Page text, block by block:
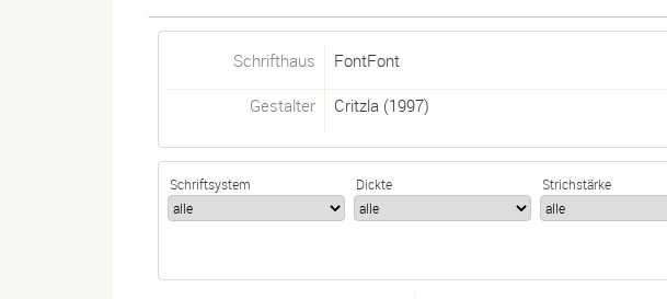
Schrifthaus FontFont
Gestalter Critzla (1997)
Schriftsystem Dickte Strichstärke